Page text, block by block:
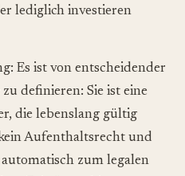
lediglich investieren
Es ist von entscheidender
definieren: Sie ist eine
die lebenslang gültig
Aufenthaltsrecht und
zum legalen